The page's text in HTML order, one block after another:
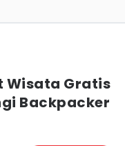
Wisata Gratis
Backpacker